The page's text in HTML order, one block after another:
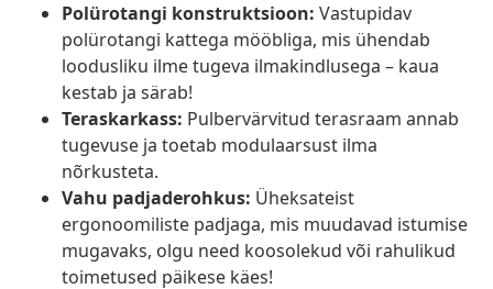
Polürotangi konstruktsioon: Vastupidav
polürotangi kattega mööbliga, mis ühendab
loodusliku ilme tugeva ilmakindlusega – kaua
kestab ja särab!
Teraskarkass: Pulbervärvitud terasraam annab
tugevuse ja toetab modulaarsust ilma
nõrkusteta.
Vahu padjaderohkus: Üheksateist
ergonoomiliste padjaga, mis muudavad istumise
mugavaks, olgu need koosolekud või rahulikud
toimetused päikese käes!